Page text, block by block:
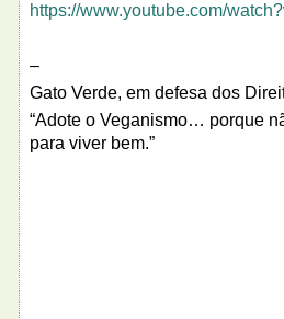
https://www.youtube.com/
–
Gato Verde, em defesa dos
“Adote o Veganismo… porque
para viver bem.”